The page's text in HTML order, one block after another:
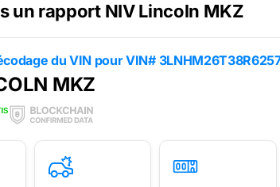
un rapport NIV Lincoln MKZ
du VIN pourVIN#
MKZ